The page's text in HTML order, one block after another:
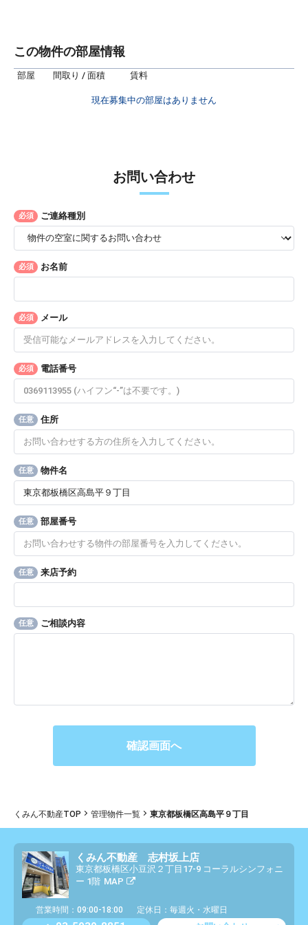
この物件の部屋情報
部屋 間取り / 面積 賃料
現在募集中の部屋はありません
お問い合わせ
必須 ご連絡種別
必須 お名前
必須 メール
必須 電話番号
任意 住所
任意 物件名
任意 部屋番号
任意 来店予約
任意 ご相談内容
くみん不動産TOP 管理物件一覧 東京都板橋区高島平９丁目
くみん不動産 志村坂上店
東京都板橋区小豆沢２丁目17-9 コーラルシンフォニ
ー 1階 MAP
営業時間：09:00-18:00 定休日：毎週火・水曜日